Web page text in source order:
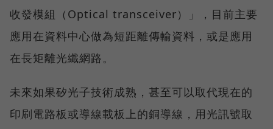
收發模組（Optical transceiver）」，目前主要
應用在資料中心做為短距離傳輸資料，或是應用
在長矩離光纖網路。
未來如果矽光子技術成熟，甚至可以取代現在的
印刷電路板或導線載板上的銅導線，用光訊號取